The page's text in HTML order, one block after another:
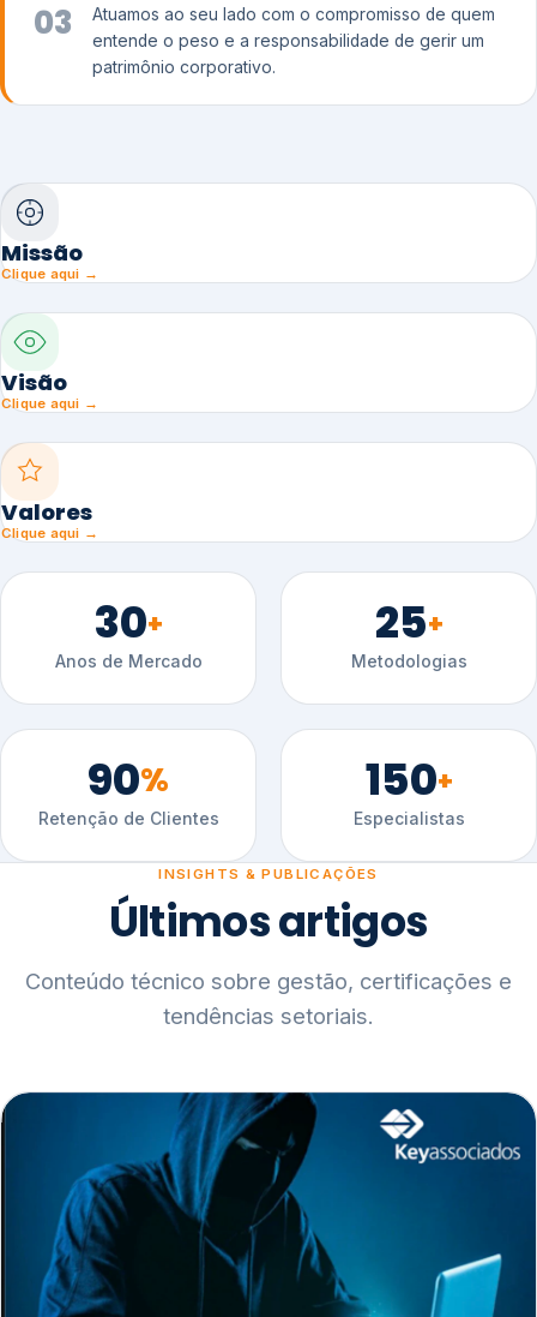
03
Atuamos ao seu lado com o compromisso de quem
entende o peso e a responsabilidade de gerir um
patrimônio corporativo.
Missão
Clique aqui →
Visão
Clique aqui →
Valores
Clique aqui →
30+
Anos de Mercado
25+
Metodologias
90%
Retenção de Clientes
150+
Especialistas
INSIGHTS & PUBLICAÇÕES
Últimos artigos
Conteúdo técnico sobre gestão, certificações e
tendências setoriais.